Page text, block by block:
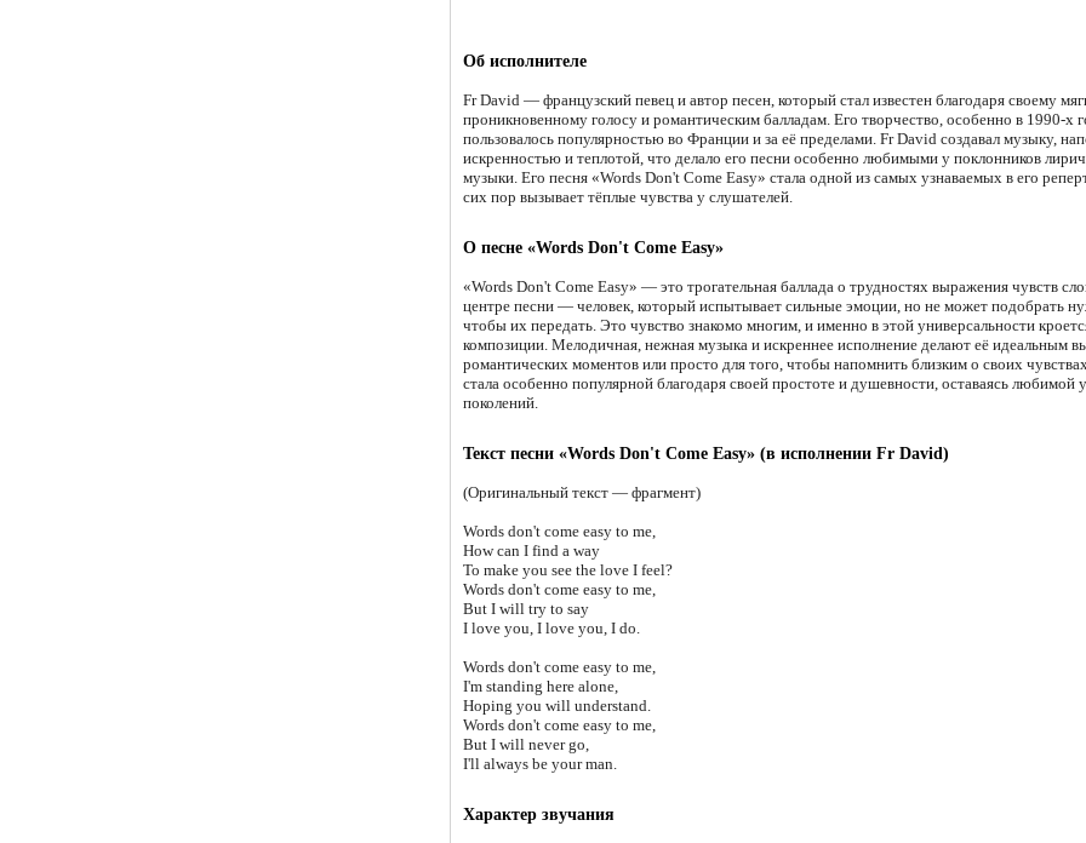
Об исполнителе
Fr David — французский певец и автор песен, который стал известен благодаря своему
проникновенному голосу и романтическим балладам. Его творчество, особенно в 1990-х
пользовалось популярностью во Франции и за её пределами. Fr David создавал музыку,
искренностью и теплотой, что делало его песни особенно любимыми у поклонников
музыки. Его песня «Words Don't Come Easy» стала одной из самых узнаваемых в его
сих пор вызывает тёплые чувства у слушателей.
О песне «Words Don't Come Easy»
«Words Don't Come Easy» — это трогательная баллада о трудностях выражения чувств
центре песни — человек, который испытывает сильные эмоции, но не может подобрать
чтобы их передать. Это чувство знакомо многим, и именно в этой универсальности
композиции. Мелодичная, нежная музыка и искреннее исполнение делают её идеальным
романтических моментов или просто для того, чтобы напомнить близким о своих
стала особенно популярной благодаря своей простоте и душевности, оставаясь любимой
поколений.
Текст песни «Words Don't Come Easy» (в исполнении Fr David)
(Оригинальный текст — фрагмент)
Words don't come easy to me,
How can I find a way
To make you see the love I feel?
Words don't come easy to me,
But I will try to say
I love you, I love you, I do.
Words don't come easy to me,
I'm standing here alone,
Hoping you will understand.
Words don't come easy to me,
But I will never go,
I'll always be your man.
Характер звучания